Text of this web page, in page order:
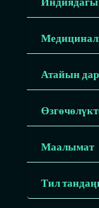
Атайын
Маалымат
Тил